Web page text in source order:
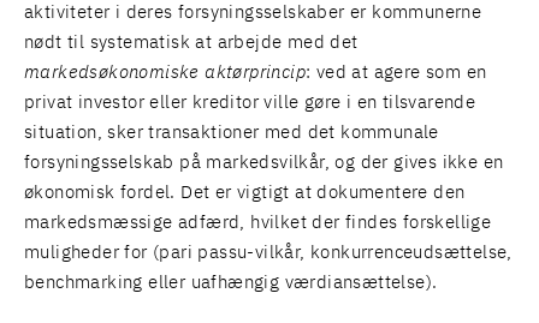
aktiviteter i deres forsyningsselskaber er kommunerne
nødt til systematisk at arbejde med det
markedsøkonomiske aktørprincip: ved at agere som en
privat investor eller kreditor ville gøre i en tilsvarende
situation, sker transaktioner med det kommunale
forsyningsselskab på markedsvilkår, og der gives ikke en
økonomisk fordel. Det er vigtigt at dokumentere den
markedsmæssige adfærd, hvilket der findes forskellige
muligheder for (pari passu-vilkår, konkurrenceudsættelse,
benchmarking eller uafhængig værdiansættelse).